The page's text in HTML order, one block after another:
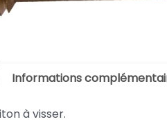
Informations
à visser.